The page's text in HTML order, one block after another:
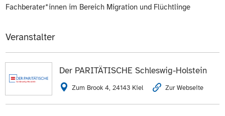
Fachberater*innen im Bereich Migration und Flüchtlinge
Veranstalter
Der PARITÄTISCHE Schleswig-Holstein
Zum Brook 4, 24143 Kiel Zur Webseite